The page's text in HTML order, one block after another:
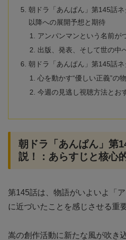
朝ドラ「あんぱん」第145話
以降への展開予想と期待
アンパンマンという名前が
出版、発表、そして世の中
朝ドラ「あんぱん」第145話
心を動かす“優しい正義”の
今週の見逃し視聴方法とお
朝ドラ「あんぱん」第
説！：あらすじと核心
第145話は、物語がいよいよ「
に近づいたことを感じさせる重
嵩の創作活動に新たな風が吹き